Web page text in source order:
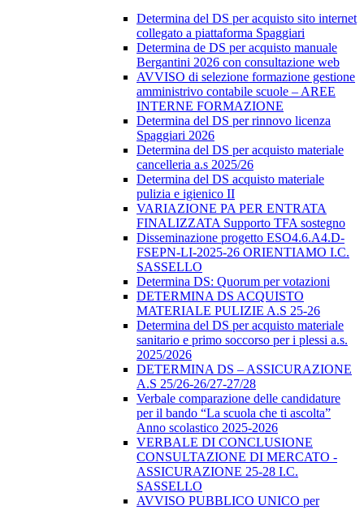
Determina del DS per acquisto sito internet
collegato a piattaforma Spaggiari
Determina de DS per acquisto manuale
Bergantini 2026 con consultazione web
AVVISO di selezione formazione gestione
amministrivo contabile scuole – AREE
INTERNE FORMAZIONE
Determina del DS per rinnovo licenza
Spaggiari 2026
Determina del DS per acquisto materiale
cancelleria a.s 2025/26
Determina del DS acquisto materiale
pulizia e igienico II
VARIAZIONE PA PER ENTRATA
FINALIZZATA Supporto TFA sostegno
Disseminazione progetto ESO4.6.A4.D-
FSEPN-LI-2025-26 ORIENTIAMO I.C.
SASSELLO
Determina DS: Quorum per votazioni
DETERMINA DS ACQUISTO
MATERIALE PULIZIE A.S 25-26
Determina del DS per acquisto materiale
sanitario e primo soccorso per i plessi a.s.
2025/2026
DETERMINA DS – ASSICURAZIONE
A.S 25/26-26/27-27/28
Verbale comparazione delle candidature
per il bando “La scuola che ti ascolta”
Anno scolastico 2025-2026
VERBALE DI CONCLUSIONE
CONSULTAZIONE DI MERCATO -
ASSICURAZIONE 25-28 I.C.
SASSELLO
AVVISO PUBBLICO UNICO per